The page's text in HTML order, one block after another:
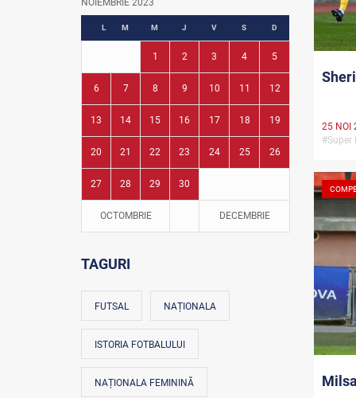
Fotbal în grădinițe
NOIEMBRIE 2023
L M M J V S D
1 2 3 4 5
6 7 8 9 10 11 12
13 14 15 16 17 18 19
20 21 22 23 24 25 26
27 28 29 30
OCTOMBRIE DECEMBRIE
TAGURI
FUTSAL NAȚIONALA
ISTORIA FOTBALULUI
NAȚIONALA FEMININĂ
25 NOI